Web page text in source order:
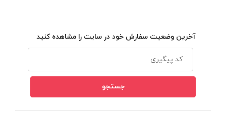
آخرین وضعیت سفارش خود در سایت را مشاهده کنید